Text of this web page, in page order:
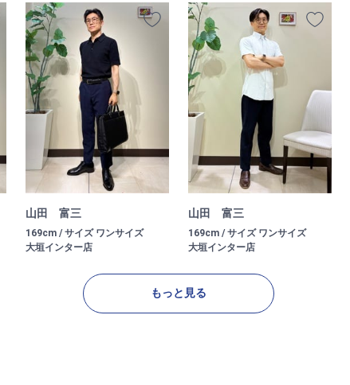
山田 富三
169cm / サイズ ワンサイズ
大垣インター店
山田 富三
169cm / サイズ ワンサイズ
大垣インター店
もっと見る